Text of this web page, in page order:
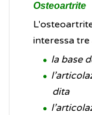
Osteoartrite
interessa tre
la base
dita